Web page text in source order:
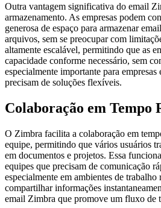
Outra vantagem significativa do email
armazenamento. As empresas podem
generosa de espaço para armazenar
arquivos, sem se preocupar com
altamente escalável, permitindo que as
capacidade conforme necessário, sem
especialmente importante para empresas
precisam de soluções flexíveis.
Colaboração em Tempo
O Zimbra facilita a colaboração em
equipe, permitindo que vários usuários
em documentos e projetos. Essa
equipes que precisam de comunicação
especialmente em ambientes de
compartilhar informações
email Zimbra que promove um fluxo de